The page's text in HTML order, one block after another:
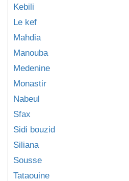
Kebili
Le kef
Mahdia
Manouba
Medenine
Monastir
Nabeul
Sfax
Sidi bouzid
Siliana
Sousse
Tataouine